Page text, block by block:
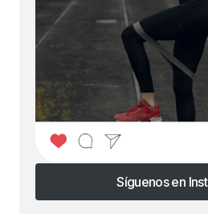
Síguenos en
Síguenos en